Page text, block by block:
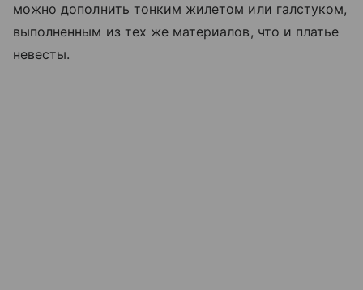
можно дополнить тонким жилетом или галстуком,
выполненным из тех же материалов, что и платье
невесты.